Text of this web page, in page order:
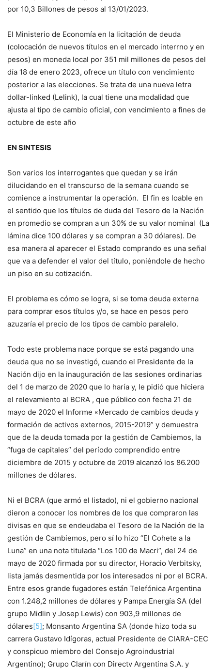
por 10,3 Billones de pesos al 13/01/2023.
El Ministerio de Economía en la licitación de deuda
(colocación de nuevos títulos en el mercado interrno y en
pesos) en moneda local por 351 mil millones de pesos del
día 18 de enero 2023, ofrece un título con vencimiento
posterior a las elecciones. Se trata de una nueva letra
dollar-linked (Lelink), la cual tiene una modalidad que
ajusta al tipo de cambio oficial, con vencimiento a fines de
octubre de este año
EN SINTESIS
Son varios los interrogantes que quedan y se irán
dilucidando en el transcurso de la semana cuando se
comience a instrumentar la operación. El fin es loable en
el sentido que los títulos de duda del Tesoro de la Nación
en promedio se compran a un 30% de su valor nominal (La
lámina dice 100 dólares y se compran a 30 dólares). De
esa manera al aparecer el Estado comprando es una señal
que va a defender el valor del título, poniéndole de hecho
un piso en su cotización.
El problema es cómo se logra, si se toma deuda externa
para comprar esos títulos y/o, se hace en pesos pero
azuzaría el precio de los tipos de cambio paralelo.
Todo este problema nace porque se está pagando una
deuda que no se investigó, cuando el Presidente de la
Nación dijo en la inauguración de las sesiones ordinarias
del 1 de marzo de 2020 que lo haría y, le pidió que hiciera
el relevamiento al BCRA , que público con fecha 21 de
mayo de 2020 el Informe «Mercado de cambios deuda y
formación de activos externos, 2015-2019” y demuestra
que de la deuda tomada por la gestión de Cambiemos, la
“fuga de capitales” del período comprendido entre
diciembre de 2015 y octubre de 2019 alcanzó los 86.200
millones de dólares.
Ni el BCRA (que armó el listado), ni el gobierno nacional
dieron a conocer los nombres de los que compraron las
divisas en que se endeudaba el Tesoro de la Nación de la
gestión de Cambiemos, pero sí lo hizo “El Cohete a la
Luna” en una nota titulada “Los 100 de Macri”, del 24 de
mayo de 2020 firmada por su director, Horacio Verbitsky,
lista jamás desmentida por los interesados ni por el BCRA.
Entre esos grande fugadores están Telefónica Argentina
con 1.248,2 millones de dólares y Pampa Energía SA (del
grupo Midlin y Josep Lewis) con 903,9 millones de
dólares[5]; Monsanto Argentina SA (donde hizo toda su
carrera Gustavo Idígoras, actual Presidente de CIARA-CEC
y conspicuo miembro del Consejo Agroindustrial
Argentino); Grupo Clarín con Directv Argentina S.A. y